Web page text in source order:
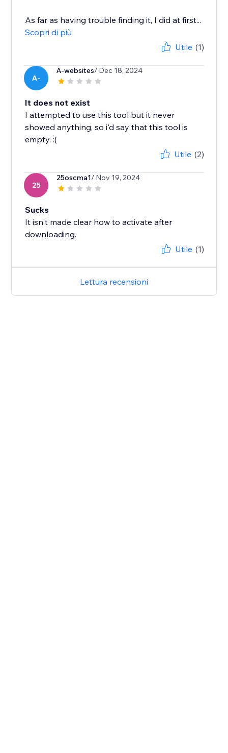
As far as having trouble finding it, I did at first...
Scopri di più
Utile (1)
A-
A-websites/ Dec 18, 2024
It does not exist
I attempted to use this tool but it never
showed anything, so i'd say that this tool is
empty. :(
Utile (2)
25
25oscma1/ Nov 19, 2024
Sucks
It isn't made clear how to activate after
downloading.
Utile (1)
Lettura recensioni